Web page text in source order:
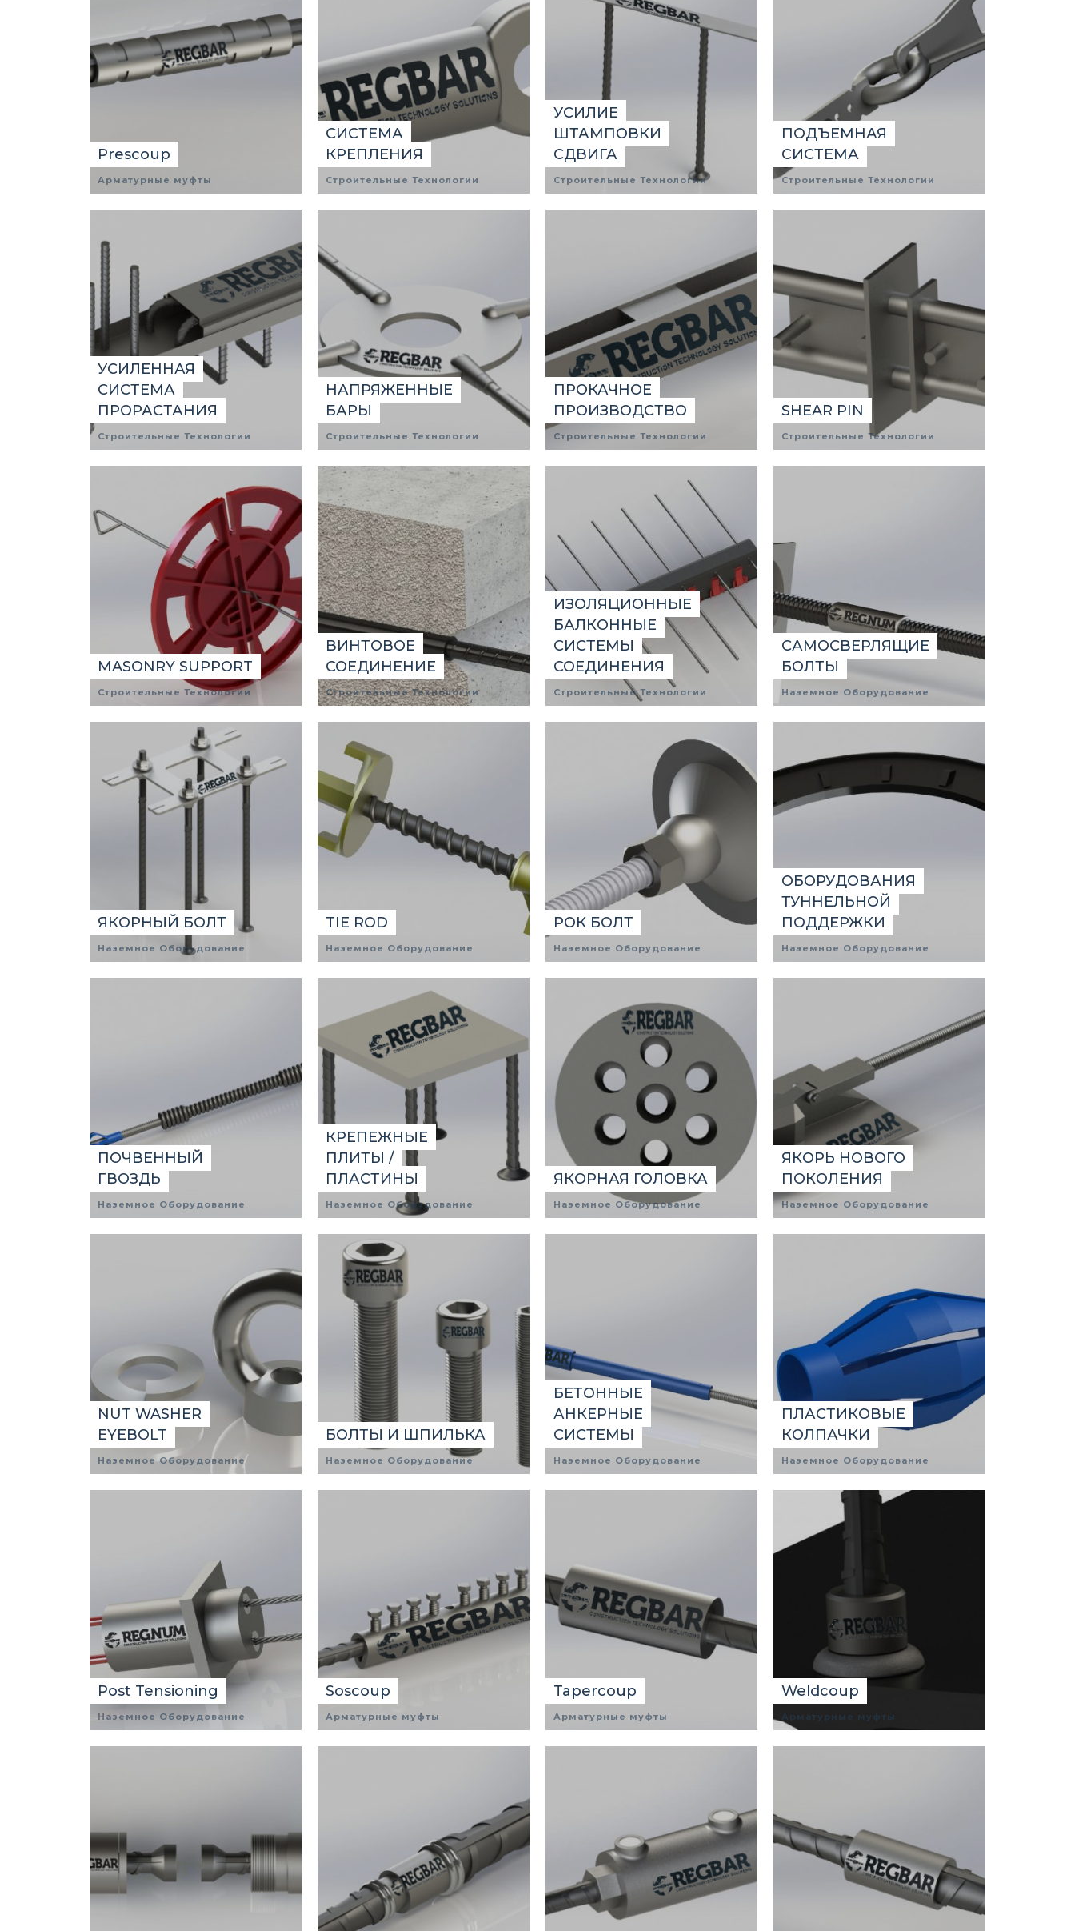
Prescoup
Арматурные муфты
СИСТЕМА
КРЕПЛЕНИЯ
Строительные Технологии
УСИЛИЕ
ШТАМПОВКИ
СДВИГА
Строительные Технологии
ПОДЪЕМНАЯ
СИСТЕМА
Строительные Технологии
УСИЛЕННАЯ
СИСТЕМА
ПРОРАСТАНИЯ
Строительные Технологии
НАПРЯЖЕННЫЕ
БАРЫ
Строительные Технологии
ПРОКАЧНОЕ
ПРОИЗВОДСТВО
Строительные Технологии
SHEAR PIN
Строительные Технологии
MASONRY SUPPORT
Строительные Технологии
ВИНТОВОЕ
СОЕДИНЕНИЕ
Строительные Технологии
ИЗОЛЯЦИОННЫЕ
БАЛКОННЫЕ
СИСТЕМЫ
СОЕДИНЕНИЯ
Строительные Технологии
САМОСВЕРЛЯЩИЕ
БОЛТЫ
Наземное Оборудование
ЯКОРНЫЙ БОЛТ
Наземное Оборудование
TIE ROD
Наземное Оборудование
РОК БОЛТ
Наземное Оборудование
ОБОРУДОВАНИЯ
ТУННЕЛЬНОЙ
ПОДДЕРЖКИ
Наземное Оборудование
ПОЧВЕННЫЙ
ГВОЗДЬ
Наземное Оборудование
КРЕПЕЖНЫЕ
ПЛИТЫ /
ПЛАСТИНЫ
Наземное Оборудование
ЯКОРНАЯ ГОЛОВКА
Наземное Оборудование
ЯКОРЬ НОВОГО
ПОКОЛЕНИЯ
Наземное Оборудование
NUT WASHER
EYEBOLT
Наземное Оборудование
БОЛТЫ И ШПИЛЬКА
Наземное Оборудование
БЕТОННЫЕ
АНКЕРНЫЕ
СИСТЕМЫ
Наземное Оборудование
ПЛАСТИКОВЫЕ
КОЛПАЧКИ
Наземное Оборудование
Post Tensioning
Наземное Оборудование
Soscoup
Арматурные муфты
Tapercoup
Арматурные муфты
Weldcoup
Арматурные муфты